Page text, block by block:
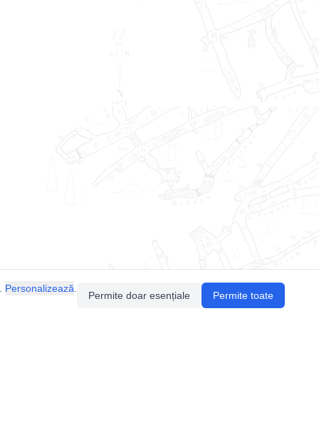
Personalizează
Permite doar esențiale Permite toate